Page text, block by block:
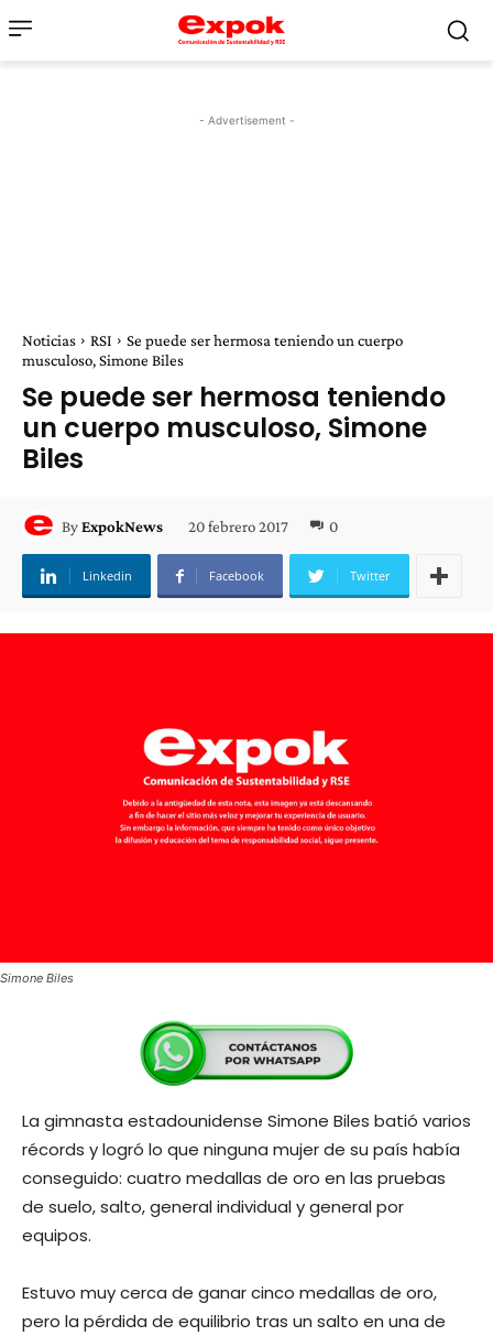
- Advertisement -
Noticias RSI
Se puede ser hermosa teniendo un cuerpo
musculoso, Simone Biles
Se puede ser hermosa teniendo
un cuerpo musculoso, Simone
Biles
ByExpokNews 20 febrero 2017 0
Linkedin Facebook Twitter
Simone Biles
La gimnasta estadounidense Simone Biles batió varios
récords y logró lo que ninguna mujer de su país había
conseguido: cuatro medallas de oro en las pruebas
de suelo, salto, general individual y general por
equipos.
Estuvo muy cerca de ganar cinco medallas de oro,
pero la pérdida de equilibrio tras un salto en una de